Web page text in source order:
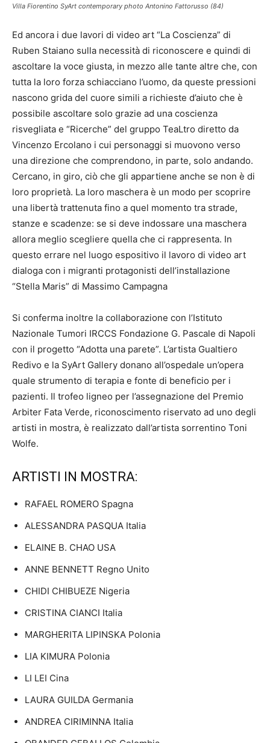
Villa Fiorentino SyArt contemporary photo Antonino Fattorusso (84)
Ed ancora i due lavori di video art “La Coscienza” di
Ruben Staiano sulla necessità di riconoscere e quindi di
ascoltare la voce giusta, in mezzo alle tante altre che, con
tutta la loro forza schiacciano l’uomo, da queste pressioni
nascono grida del cuore simili a richieste d’aiuto che è
possibile ascoltare solo grazie ad una coscienza
risvegliata e “Ricerche” del gruppo TeaLtro diretto da
Vincenzo Ercolano i cui personaggi si muovono verso
una direzione che comprendono, in parte, solo andando.
Cercano, in giro, ciò che gli appartiene anche se non è di
loro proprietà. La loro maschera è un modo per scoprire
una libertà trattenuta fino a quel momento tra strade,
stanze e scadenze: se si deve indossare una maschera
allora meglio scegliere quella che ci rappresenta. In
questo errare nel luogo espositivo il lavoro di video art
dialoga con i migranti protagonisti dell’installazione
“Stella Maris” di Massimo Campagna
Si conferma inoltre la collaborazione con l’Istituto
Nazionale Tumori IRCCS Fondazione G. Pascale di Napoli
con il progetto “Adotta una parete”. L’artista Gualtiero
Redivo e la SyArt Gallery donano all’ospedale un’opera
quale strumento di terapia e fonte di beneficio per i
pazienti. Il trofeo ligneo per l’assegnazione del Premio
Arbiter Fata Verde, riconoscimento riservato ad uno degli
artisti in mostra, è realizzato dall’artista sorrentino Toni
Wolfe.
ARTISTI IN MOSTRA:
RAFAEL ROMERO Spagna
ALESSANDRA PASQUA Italia
ELAINE B. CHAO USA
ANNE BENNETT Regno Unito
CHIDI CHIBUEZE Nigeria
CRISTINA CIANCI Italia
MARGHERITA LIPINSKA Polonia
LIA KIMURA Polonia
LI LEI Cina
LAURA GUILDA Germania
ANDREA CIRIMINNA Italia